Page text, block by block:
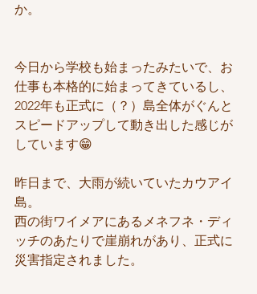
か。
今日から学校も始まったみたいで、お
仕事も本格的に始まってきているし、
2022年も正式に（？）島全体がぐんと
スピードアップして動き出した感じが
しています😁
昨日まで、大雨が続いていたカウアイ
島。
西の街ワイメアにあるメネフネ・ディ
ッチのあたりで崖崩れがあり、正式に
災害指定されました。